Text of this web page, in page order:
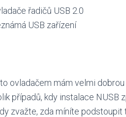
řadičů USB 2.0
USB zařízení
ovladačem mám velmi
případů, kdy instalace NUSB
zvažte, zda míníte podstoupit